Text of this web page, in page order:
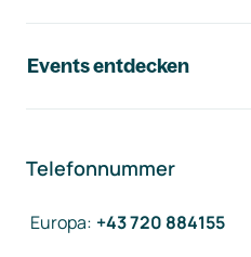
Events entdecken
Telefonnummer
Europa: +43 720 884155